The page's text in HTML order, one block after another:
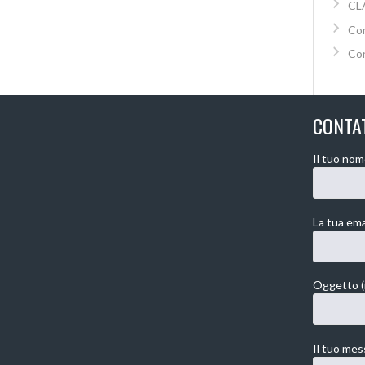
Il tuo
La tua
Oggetto
Il tuo